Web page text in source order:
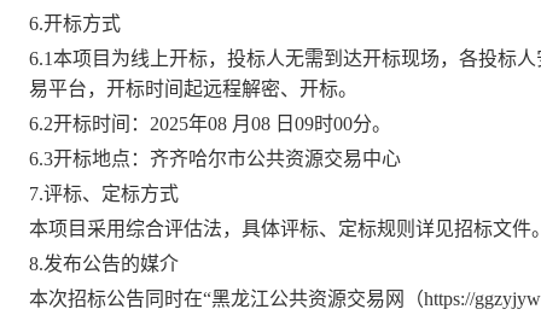
6.开标方式
6.1本项目为线上开标，投标人无需到达开标现场，各投标
易平台， 开标时间起远程解密、开标。
6.2开标时间： 2025年08 月 08 日 09时00分。
6.3开标地点： 齐齐哈尔市公共资源交易中心
7.评标、定标方式
本项目采用综合评估法，具体评标、定标规则详见招标文件
8.发布公告的媒介
本次招标公告同时在“黑龙江公共资源交易网 （https://